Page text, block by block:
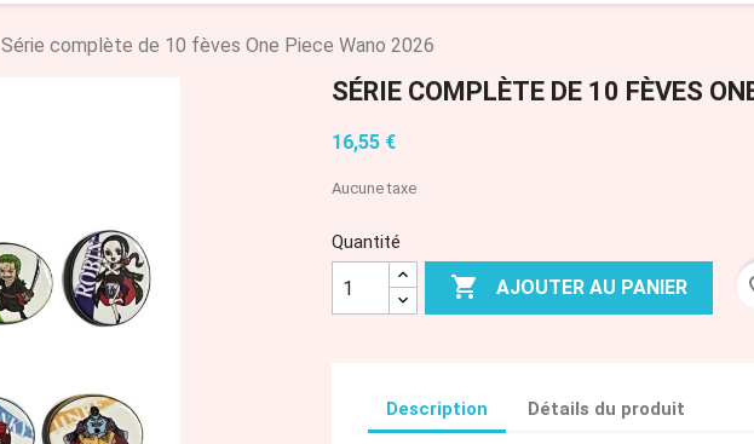
Série complète de 10 fèves One Piece Wano 2026
SÉRIE COMPLÈTE DE 10 FÈVES
16,55 €
Aucune taxe
Quantité
 AJOUTER AU PANIER
Description Détails du produit